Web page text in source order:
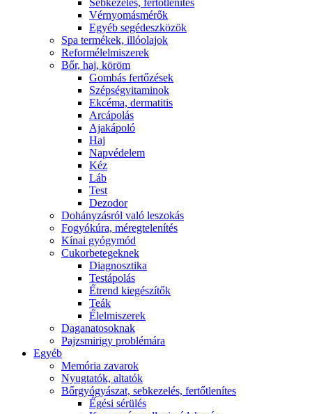
Sebkezelés, fertőtlenítés
Vérnyomásmérők
Egyéb segédeszközök
Spa termékek, illóolajok
Reformélelmiszerek
Bőr, haj, köröm
Gombás fertőzések
Szépségvitaminok
Ekcéma, dermatitis
Arcápolás
Ajakápoló
Haj
Napvédelem
Kéz
Láb
Test
Dezodor
Dohányzásról való leszokás
Fogyókúra, méregtelenítés
Kínai gyógymód
Cukorbetegeknek
Diagnosztika
Testápolás
É́trend kiegészítők
Teák
É́lelmiszerek
Daganatosoknak
Pajzsmirigy problémára
Egyéb
Memória zavarok
Nyugtatók, altatók
Bőrgyógyászat, sebkezelés, fertőtlenítes
É́gési sérülés